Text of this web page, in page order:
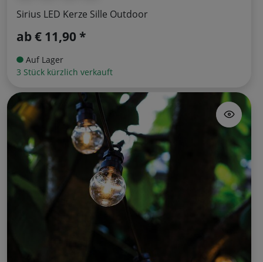
Sirius LED Kerze Sille Outdoor
ab€ 11,90 *
Auf Lager
3 Stück kürzlich verkauft